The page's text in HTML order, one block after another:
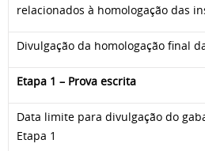
relacionados à homologação das
Divulgação da homologação final
Etapa 1 – Prova escrita
Data limite para divulgação do
Etapa 1